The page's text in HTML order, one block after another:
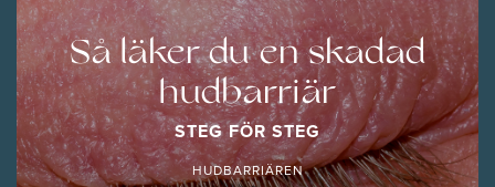
Så läker du en skadad
hudbarriär
STEG FÖR STEG
HUDBARRIÄREN